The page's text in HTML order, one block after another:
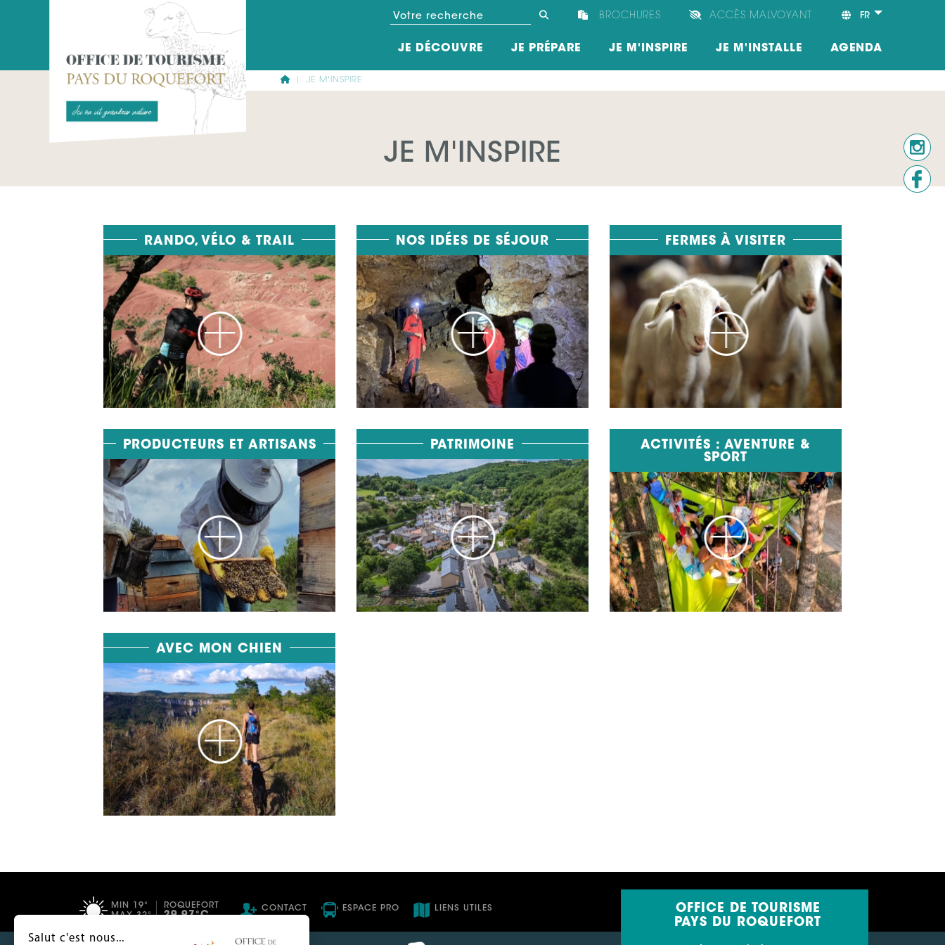
FR
ACCÈS MALVOYANT
BROCHURES
JE DÉCOUVRE JE PRÉPARE JE M'INSPIRE JE M'INSTALLE AGENDA
JE M'INSPIRE
JE M'INSPIRE
RANDO, VÉLO & TRAIL NOS IDÉES DE SÉJOUR FERMES À VISITER
PRODUCTEURS ET ARTISANS PATRIMOINE
ACTIVITÉS : AVENTURE &
SPORT
AVEC MON CHIEN
OFFICE DE TOURISME
PAYS DU ROQUEFORT
ROQUEFORT
29.97°C
MIN 19°
MAX 32°
CONTACT ESPACE PRO LIENS UTILES
Salut c'est nous...